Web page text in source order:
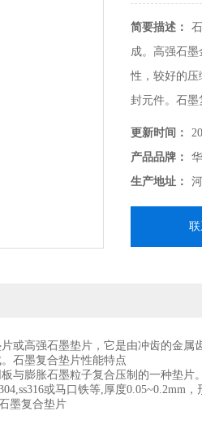
简要描述：
成。高强石
性，较好的
封元件。石墨
更新时间：
产品品牌：
生产地址：
联
或高强石墨垫片，它是由冲齿的金
石墨复合垫片性能特点
与膨胀石墨粒子复合压制的一种垫
或马口铁等,厚度0.05~0.2mm
墨复合垫片